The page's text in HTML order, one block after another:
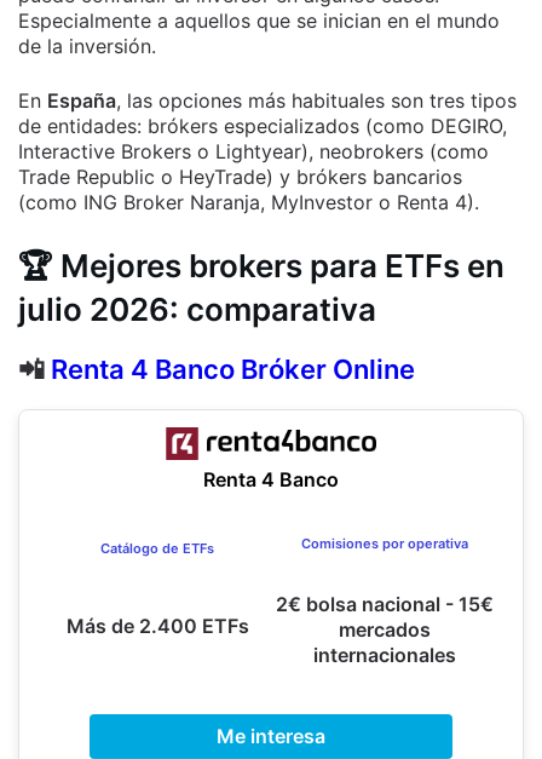
Especialmente a aquellos que se inician en el mundo
de la inversión.
En España, las opciones más habituales son tres tipos
de entidades: brókers especializados (como DEGIRO,
Interactive Brokers o Lightyear), neobrokers (como
Trade Republic o HeyTrade) y brókers bancarios
(como ING Broker Naranja, MyInvestor o Renta 4).
🏆 Mejores brokers para ETFs en
julio 2026: comparativa
📲 Renta 4 Banco Bróker Online
Renta 4 Banco
Catálogo de ETFs
Más de 2.400 ETFs
Comisiones por operativa
2€ bolsa nacional - 15€
mercados
internacionales
Me interesa